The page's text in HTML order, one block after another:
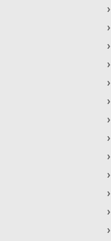
›
›
›
›
›
›
›
›
›
›
›
›
›